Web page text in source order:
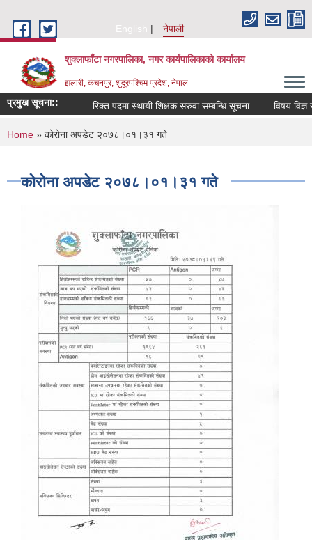
English
नेपाली
शुक्लाफाँटा नगरपालिका, नगर कार्यपालिकाको कार्यालय
झलारी, कंचनपुर, शुदूरपश्चिम प्रदेश, नेपाल
प्रमुख सूचना:: रिक्त पदमा स्थायी शिक्षक सरुवा सम्बन्धि सूचना विषय
You are here
Home » कोरोना अपडेट २०७८।०१।३१ गते
कोरोना अपडेट २०७८।०१।३१ गते